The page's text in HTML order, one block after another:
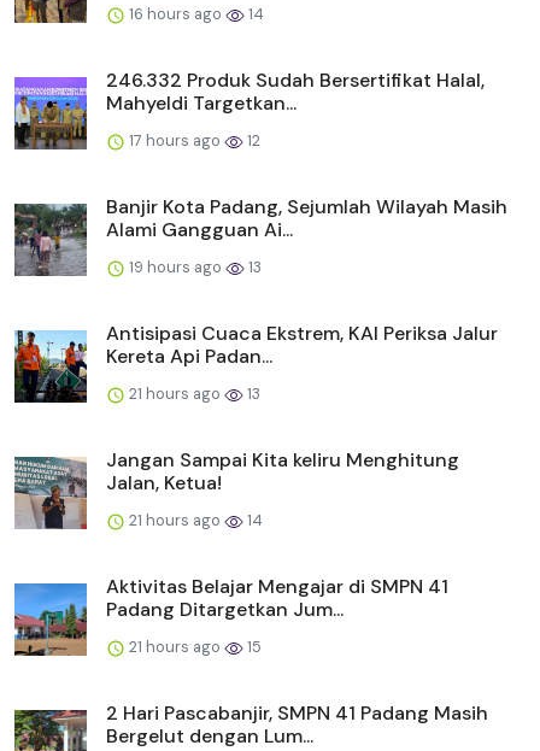
16 hours ago 14
246.332 Produk Sudah Bersertifikat Halal,
Mahyeldi Targetkan...
17 hours ago 12
Banjir Kota Padang, Sejumlah Wilayah Masih
Alami Gangguan Ai...
19 hours ago 13
Antisipasi Cuaca Ekstrem, KAI Periksa Jalur
Kereta Api Padan...
21 hours ago 13
Jangan Sampai Kita keliru Menghitung
Jalan, Ketua!
21 hours ago 14
Aktivitas Belajar Mengajar di SMPN 41
Padang Ditargetkan Jum...
21 hours ago 15
2 Hari Pascabanjir, SMPN 41 Padang Masih
Bergelut dengan Lum...